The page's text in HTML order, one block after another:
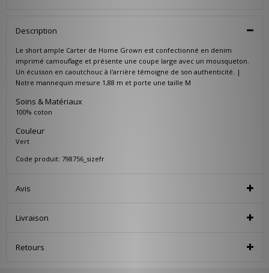
Description
Le short ample Carter de Home Grown est confectionné en denim
imprimé camouflage et présente une coupe large avec un mousqueton.
Un écusson en caoutchouc à l'arrière témoigne de son authenticité. |
Notre mannequin mesure 1,88 m et porte une taille M
Soins & Matériaux
100% coton
Couleur
Vert
Code produit: 798756_sizefr
Avis
Livraison
Retours